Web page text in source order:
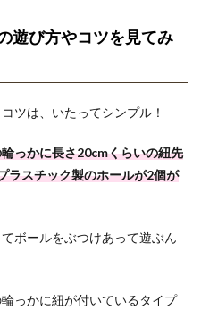
遊び方やコツを見てみ
ツは、いたってシンプル！
っかに長さ20cmくらいの紐先
ラスチック製のホールが2個が
ボールをぶつけあって遊ぶん
っかに紐が付いているタイプ